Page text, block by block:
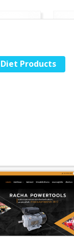
Products